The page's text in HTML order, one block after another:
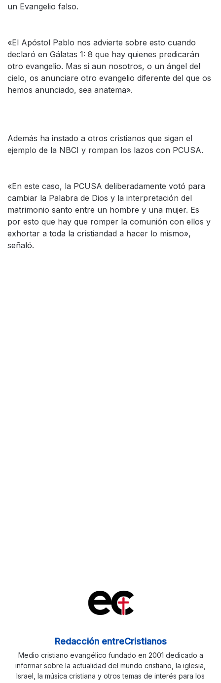
un Evangelio falso.
«El Apóstol Pablo nos advierte sobre esto cuando
declaró en Gálatas 1: 8 que hay quienes predicarán
otro evangelio. Mas si aun nosotros, o un ángel del
cielo, os anunciare otro evangelio diferente del que os
hemos anunciado, sea anatema».
Además ha instado a otros cristianos que sigan el
ejemplo de la NBCI y rompan los lazos con PCUSA.
«En este caso, la PCUSA deliberadamente votó para
cambiar la Palabra de Dios y la interpretación del
matrimonio santo entre un hombre y una mujer. Es
por esto que hay que romper la comunión con ellos y
exhortar a toda la cristiandad a hacer lo mismo»,
señaló.
Redacción entreCristianos
Medio cristiano evangélico fundado en 2001 dedicado a
informar sobre la actualidad del mundo cristiano, la iglesia,
Israel, la música cristiana y otros temas de interés para los